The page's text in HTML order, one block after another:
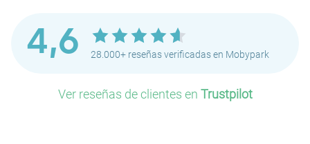
4,6 28.000+ reseñas verificadas en Mobypark
Ver reseñas de clientes en Trustpilot